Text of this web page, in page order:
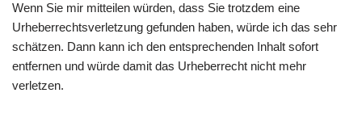
Wenn Sie mir mitteilen würden, dass Sie trotzdem eine
Urheberrechtsverletzung gefunden haben, würde ich das sehr
schätzen. Dann kann ich den entsprechenden Inhalt sofort
entfernen und würde damit das Urheberrecht nicht mehr
verletzen.